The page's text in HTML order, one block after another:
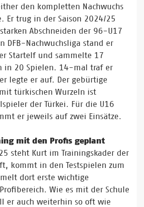
den kompletten Nachwuchs
Er trug in der Saison 2024/25
Abschneiden der 96-U17
DFB-Nachwuchsliga stand er
Startelf und sammelte 17
in 20 Spielen. 14-mal traf er
legte er auf. Der gebürtige
mit türkischen Wurzeln ist
der Türkei. Für die U16
er jeweils auf zwei Einsätze.
mit den Profis geplant
steht Kurt im Trainingskader der
kommt in den Testspielen zum
dort erste wichtige
Wie es mit der Schule
er auch weiterhin so oft wie